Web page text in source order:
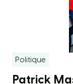
Politique
Patrick